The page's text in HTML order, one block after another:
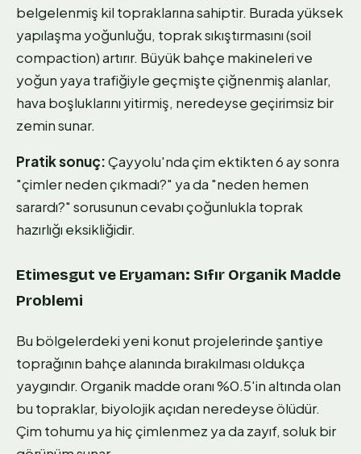
belgelenmiş kil topraklarına sahiptir. Burada yüksek
yapılaşma yoğunluğu, toprak sıkıştırmasını (soil
compaction) artırır. Büyük bahçe makineleri ve
yoğun yaya trafiğiyle geçmişte çiğnenmiş alanlar,
hava boşluklarını yitirmiş, neredeyse geçirimsiz bir
zemin sunar.
Pratik sonuç:Çayyolu'nda çim ektikten 6 ay sonra
"çimler neden çıkmadı?" ya da "neden hemen
sarardı?" sorusunun cevabı çoğunlukla toprak
hazırlığı eksikliğidir.
Etimesgut ve Eryaman: Sıfır Organik Madde
Problemi
Bu bölgelerdeki yeni konut projelerinde şantiye
toprağının bahçe alanında bırakılması oldukça
yaygındır. Organik madde oranı %0.5'in altında olan
bu topraklar, biyolojik açıdan neredeyse ölüdür.
Çim tohumu ya hiç çimlenmez ya da zayıf, soluk bir